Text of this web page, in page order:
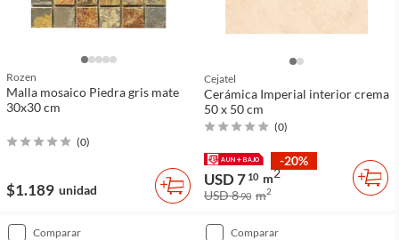
Rozen
Malla mosaico Piedra gris mate
30x30 cm
(0)
$1.189 unidad
Cejatel
Cerámica Imperial interior crema
50 x 50 cm
(0)
-20%
USD 7 10 m2
USD 890 m2
comparar comparar